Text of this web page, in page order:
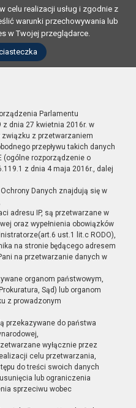
celu realizacji usług i zgodnie z
warunki przechowywania lub
w Twojej przeglądarce.
Parlamentu
z dnia 27 kwietnia 2016r. w
z przetwarzaniem
przepływu takich danych
(ogólne rozporządzenie o
z dnia 4 maja 2016r., dalej
Danych znajdują się w
adresu IP, są przetwarzane w
oraz wypełnienia obowiązków
ust.1 lit.c RODO),
na stronie będącego adresem
na przetwarzanie danych w
organom państwowym,
Sąd) lub organom
z prowadzonym
przekazywane do państwa
wyłącznie przez
celu przetwarzania,
do treści swoich danych
lub ograniczenia
sprzeciwu wobec